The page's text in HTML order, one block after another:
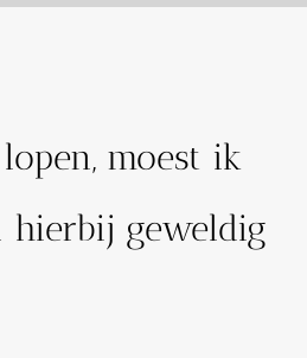
moest ik
hierbij geweldig